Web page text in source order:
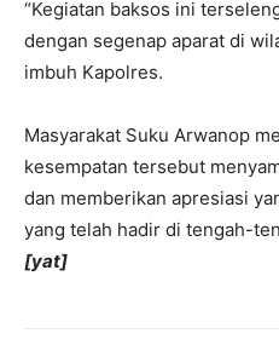
“Kegiatan baksos ini
dengan segenap aparat di
imbuh Kapolres.
Masyarakat Suku Arwanop
kesempatan tersebut
dan memberikan apresiasi
yang telah hadir di tengah-
[yat]